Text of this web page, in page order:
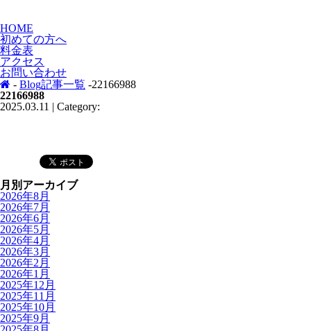
HOME
初めての方へ
料金表
アクセス
お問い合わせ
- Blog記事一覧 -22166988
22166988
2025.03.11 | Category:
月別アーカイブ
2026年8月
2026年7月
2026年6月
2026年5月
2026年4月
2026年3月
2026年2月
2026年1月
2025年12月
2025年11月
2025年10月
2025年9月